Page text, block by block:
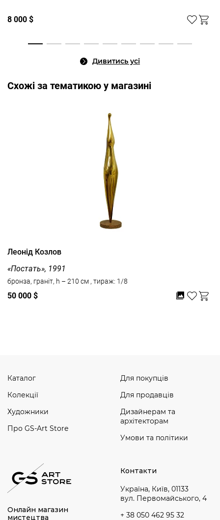
8 000 $
Дивитись усі
Cхожі за тематикою у магазині
Леонід Козлов
«Постать», 1991
бронза, граніт, h – 210 см , тираж: 1/8
50 000 $
Онлайн магазин
мистецтва
Контакти
Україна, Київ, 01133
вул. Первомайського, 4
+ 38 050 462 95 32
Каталог
Колекції
Художники
Про GS-Art Store
Для покупців
Для продавців
Дизайнерам та
архітекторам
Умови та політики